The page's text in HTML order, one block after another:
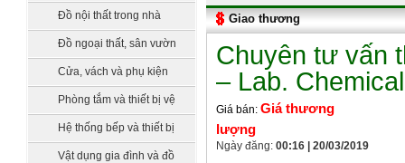
Đồ nội thất trong nhà
Đồ ngoại thất, sân vườn
Cửa, vách và phụ kiện
Phòng tắm và thiết bị vệ
Hệ thống bếp và thiết bị
Vật dụng gia đình và đồ
Giao thương
Chuyên tư vấn
– Lab.
Giá bán: Giá thương
lượng
Ngày đăng: 00:16 | 20/03/2019